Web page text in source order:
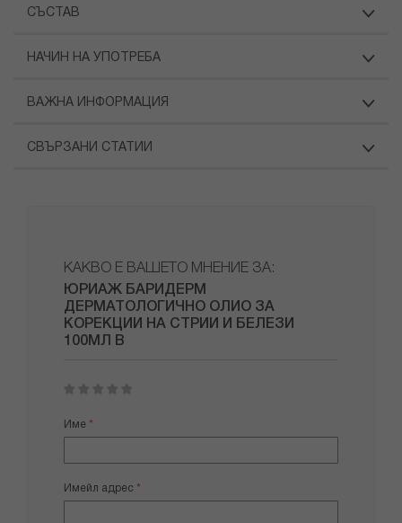
СЪСТАВ
НАЧИН НА УПОТРЕБА
ВАЖНА ИНФОРМАЦИЯ
СВЪРЗАНИ СТАТИИ
КАКВО Е ВАШЕТО МНЕНИЕ ЗА:
ЮРИАЖ БАРИДЕРМ
ДЕРМАТОЛОГИЧНО ОЛИО ЗА
КОРЕКЦИИ НА СТРИИ И БЕЛЕЗИ
100МЛ B
star
stars
stars
stars
stars
Име
Имейл адрес